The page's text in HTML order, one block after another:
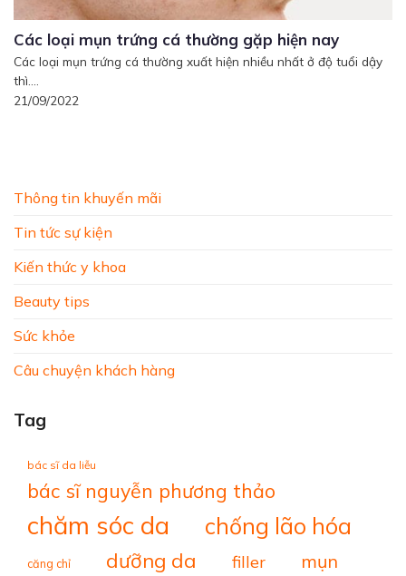
Thông tin khuyến mãi
Tin tức sự kiện
Kiến thức y khoa
Beauty tips
Sức khỏe
Câu chuyện khách hàng
Tag
bác sĩ da liễu
bác sĩ nguyễn phương thảo
chăm sóc da chống lão hóa
căng chỉ dưỡng da filler mụn
Các loại mụn trứng cá thường gặp hiện nay
Các loại mụn trứng cá thường xuất hiện nhiều nhất ở độ tuổi dậy
thì....
21/09/2022